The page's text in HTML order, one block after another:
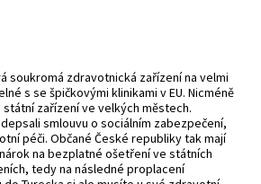
soukromá zdravotnická zařízení na velmi
s se špičkovými klinikami v EU. Nicméně
státní zařízení ve velkých městech.
smlouvu o sociálním zabezpečení,
péči. Občané České republiky tak mají
na bezplatné ošetření ve státních
tedy na následné proplacení